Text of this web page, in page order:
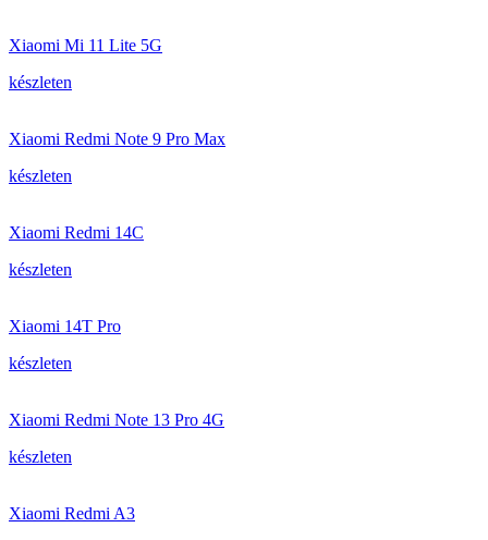
Xiaomi Mi 11 Lite 5G
készleten
Xiaomi Redmi Note 9 Pro Max
készleten
Xiaomi Redmi 14C
készleten
Xiaomi 14T Pro
készleten
Xiaomi Redmi Note 13 Pro 4G
készleten
Xiaomi Redmi A3